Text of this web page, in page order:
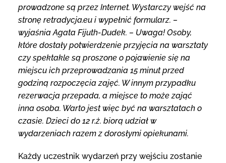
prowadzone są przez Internet. Wystarczy wejść na
stronę retradycja.eu i wypełnić formularz. –
wyjaśnia Agata Fijuth-Dudek. – Uwaga! Osoby,
które dostały potwierdzenie przyjęcia na warsztaty
czy spektakle są proszone o pojawienie się na
miejscu ich przeprowadzania 15 minut przed
godziną rozpoczęcia zajęć. W innym przypadku
rezerwacja przepada, a miejsce to może zająć
inna osoba. Warto jest więc być na warsztatach o
czasie. Dzieci do 12 r.ż. biorą udział w
wydarzeniach razem z dorosłymi opiekunami.
Każdy uczestnik wydarzeń przy wejściu zostanie